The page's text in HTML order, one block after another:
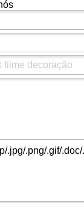
.jpg/.png/.gif/